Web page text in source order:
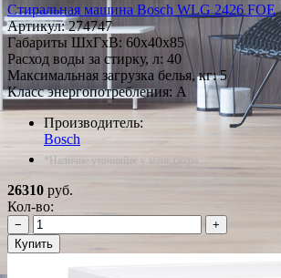
Стиральная машина Bosch WLG 2426 FOE
Артикул:274747
Габариты ШxГxВ: 60x40x85
Расход воды за стирку, л: 40
Максимальная загрузка белья, кг: 5
Класс энергопотребления: A
Производитель:
Bosch
*Наличие уточняйте у менеджера
26310 руб.
Кол-во:
−
+
Купить